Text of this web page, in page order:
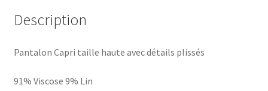
Description
Pantalon Capri taille haute avec détails plissés
91% Viscose 9% Lin